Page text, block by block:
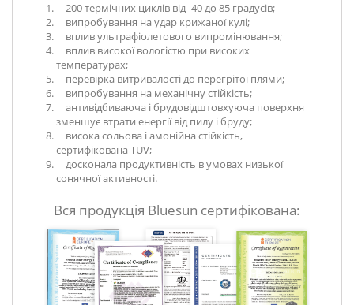
200 термічних циклів від -40 до 85 градусів;
випробування на удар крижаної кулі;
вплив ультрафіолетового випромінювання;
вплив високої вологістю при високих
температурах;
перевірка витривалості до перегрітої плями;
випробування на механічну стійкість;
антивідбиваюча і брудовідштовхуюча поверхня
зменшує втрати енергії від пилу і бруду;
висока сольова і амонійна стійкість,
сертифікована TUV;
досконала продуктивність в умовах низької
сонячної активності.
Вся продукція Bluesun сертифікована: